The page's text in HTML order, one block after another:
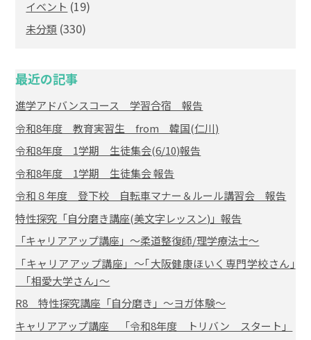
イベント (19)
未分類 (330)
最近の記事
進学アドバンスコース 学習合宿 報告
令和8年度 教育実習生 from 韓国(仁川)
令和8年度 1学期 生徒集会(6/10)報告
令和8年度 1学期 生徒集会 報告
令和８年度 登下校 自転車マナー＆ルール講習会 報告
特性探究「自分磨き講座(美文字レッスン)」報告
「キャリアアップ講座」～柔道整復師/理学療法士～
「キャリアアップ講座」～｢大阪健康ほいく専門学校さん｣
｢相愛大学さん｣～
R8 特性探究講座「自分磨き」～ヨガ体験～
キャリアアップ講座 「令和8年度 トリバン スタート」